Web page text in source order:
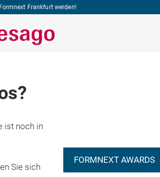
Frankfurt werden!
ist noch in
Sie sich
FORMNEXT AWARDS